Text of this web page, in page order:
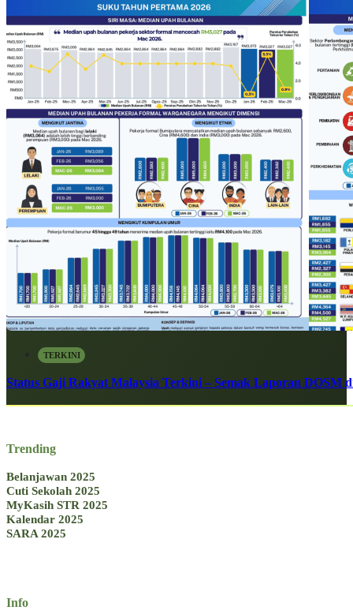
TERKINI
Status Gaji Rakyat Malaysia Terkini – Semak Laporan DOSM
Trending
Belanjawan 2025
Cuti Sekolah 2025
MyKasih STR 2025
Kalendar 2025
SARA 2025
Info